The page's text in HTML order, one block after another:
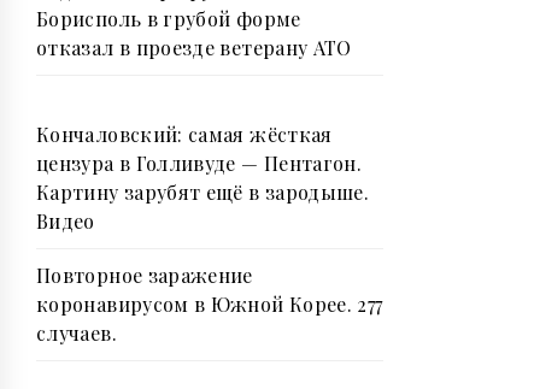
Борисполь в грубой форме
отказал в проезде ветерану АТО
Кончаловский: самая жёсткая
цензура в Голливуде — Пентагон.
Картину зарубят ещё в зародыше.
Видео
Повторное заражение
коронавирусом в Южной Корее. 277
случаев.